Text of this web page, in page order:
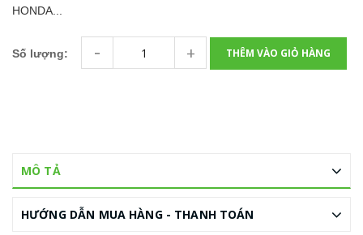
HONDA...
Số lượng: - + THÊM VÀO GIỎ HÀNG
MÔ TẢ
HƯỚNG DẪN MUA HÀNG - THANH TOÁN